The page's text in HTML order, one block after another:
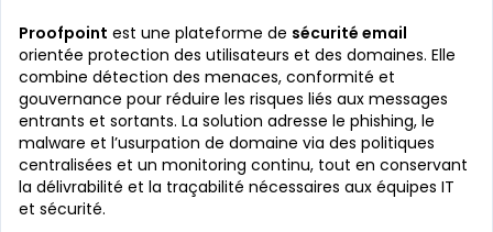
Proofpoint est une plateforme de sécurité email
orientée protection des utilisateurs et des domaines. Elle
combine détection des menaces, conformité et
gouvernance pour réduire les risques liés aux messages
entrants et sortants. La solution adresse le phishing, le
malware et l’usurpation de domaine via des politiques
centralisées et un monitoring continu, tout en conservant
la délivrabilité et la traçabilité nécessaires aux équipes IT
et sécurité.